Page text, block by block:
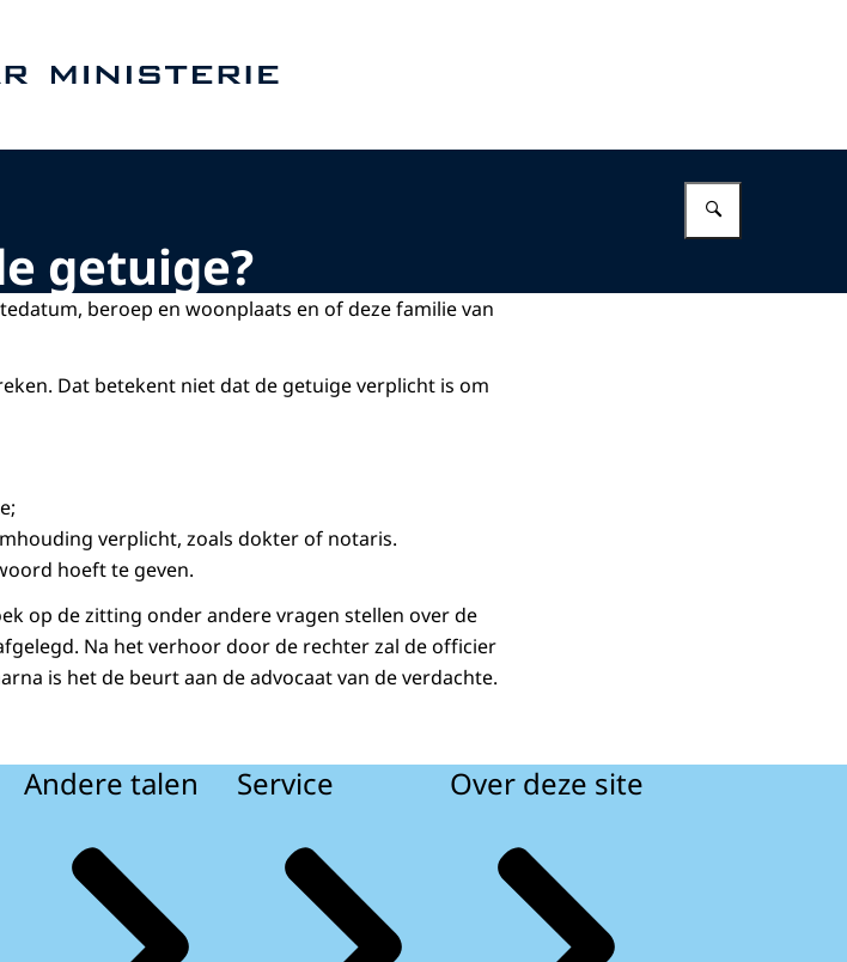
getuige?
beroep en woonplaats en of deze familie van
Dat betekent niet dat de getuige verplicht is om
verplicht, zoals dokter of notaris.
hoeft te geven.
op de zitting onder andere vragen stellen over de
Na het verhoor door de rechter zal de officier
is het de beurt aan de advocaat van de verdachte.
Andere talen Service Over deze site